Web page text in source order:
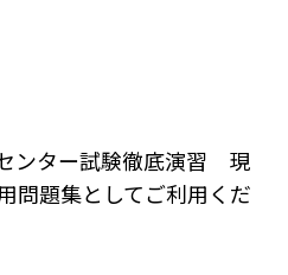
ンター試験徹底演習 現
問題集としてご利用くだ